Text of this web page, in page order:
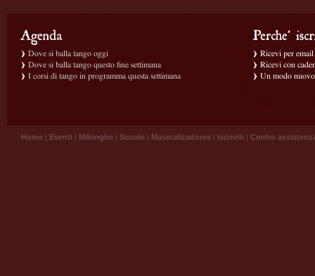
Dove si balla tango oggi
Dove si balla tango questo fine settimana
I corsi di tango in programma questa settimana
Ricevi per
Ricevi con
Un modo
Home | Eventi | Milonghe | Scuole | Musicalizadores | Iscriviti | Centro